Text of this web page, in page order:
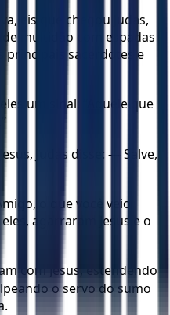
eis que chegou Judas,
multidão com espadas
principais sacerdotes e
um sinal: “Aquele que
Judas disse: — Salve,
o que você veio
agarraram Jesus e o
com Jesus, estendendo
o servo do sumo